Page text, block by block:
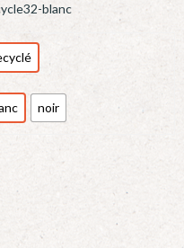
blanc
noir
Alternative: